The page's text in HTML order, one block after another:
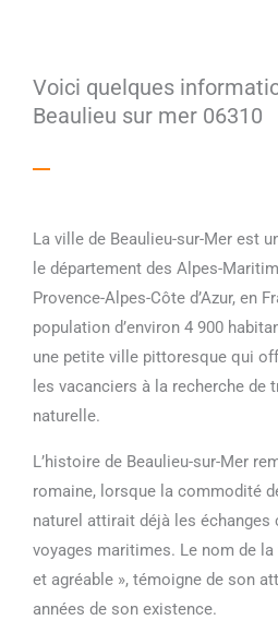
Voici quelques
Beaulieu sur mer 06310
La ville de Beaulieu-sur-Mer est
le département des Alpes-
Provence-Alpes-Côte d’Azur, en
population d’environ 4 900
une petite ville pittoresque qui
les vacanciers à la recherche de
naturelle.
L’histoire de Beaulieu-sur-Mer
romaine, lorsque la commodité
naturel attirait déjà les échanges
voyages maritimes. Le nom de
et agréable », témoigne de son
années de son existence.